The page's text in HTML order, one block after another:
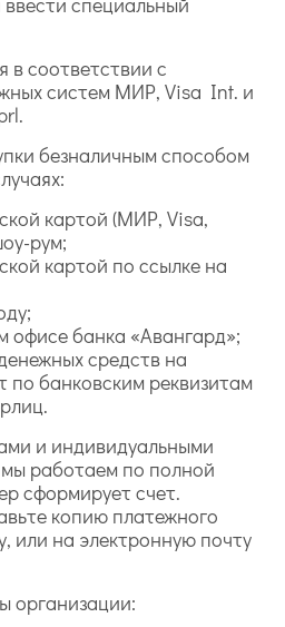
в соответствии с
систем МИР, Visa Int. и
безналичным способом
картой (МИР, Visa,
рум;
картой по ссылке на
офисе банка «Авангард»;
средств на
по банковским реквизитам
и индивидуальными
работаем по полной
сформирует счет.
копию платежного
или на электронную почту
организации: